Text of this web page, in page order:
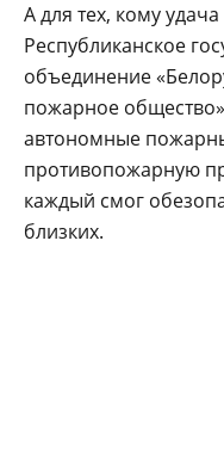
А для тех, кому
Республиканское
объединение
пожарное
автономные
противопожарную
каждый смог
близких.